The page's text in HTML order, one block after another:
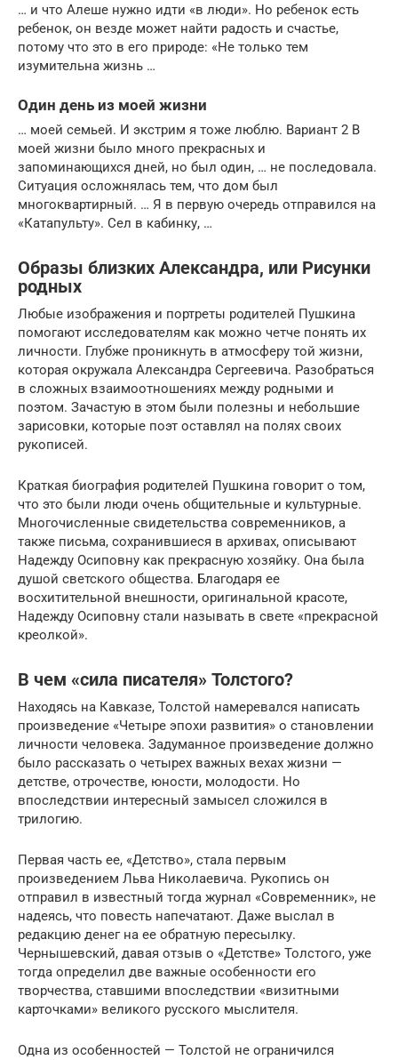
… и что Алеше нужно идти «в люди». Но ребенок есть
ребенок, он везде может найти радость и счастье,
потому что это в его природе: «Не только тем
изумительна жизнь …
Один день из моей жизни
… моей семьей. И экстрим я тоже люблю. Вариант 2 В
моей жизни было много прекрасных и
запоминающихся дней, но был один, … не последовала.
Ситуация осложнялась тем, что дом был
многоквартирный. … Я в первую очередь отправился на
«Катапульту». Сел в кабинку, …
Образы близких Александра, или Рисунки
родных
Любые изображения и портреты родителей Пушкина
помогают исследователям как можно четче понять их
личности. Глубже проникнуть в атмосферу той жизни,
которая окружала Александра Сергеевича. Разобраться
в сложных взаимоотношениях между родными и
поэтом. Зачастую в этом были полезны и небольшие
зарисовки, которые поэт оставлял на полях своих
рукописей.
Краткая биография родителей Пушкина говорит о том,
что это были люди очень общительные и культурные.
Многочисленные свидетельства современников, а
также письма, сохранившиеся в архивах, описывают
Надежду Осиповну как прекрасную хозяйку. Она была
душой светского общества. Благодаря ее
восхитительной внешности, оригинальной красоте,
Надежду Осиповну стали называть в свете «прекрасной
креолкой».
В чем «сила писателя» Толстого?
Находясь на Кавказе, Толстой намеревался написать
произведение «Четыре эпохи развития» о становлении
личности человека. Задуманное произведение должно
было рассказать о четырех важных вехах жизни —
детстве, отрочестве, юности, молодости. Но
впоследствии интересный замысел сложился в
трилогию.
Первая часть ее, «Детство», стала первым
произведением Льва Николаевича. Рукопись он
отправил в известный тогда журнал «Современник», не
надеясь, что повесть напечатают. Даже выслал в
редакцию денег на ее обратную пересылку.
Чернышевский, давая отзыв о «Детстве» Толстого, уже
тогда определил две важные особенности его
творчества, ставшими впоследствии «визитными
карточками» великого русского мыслителя.
Одна из особенностей — Толстой не ограничился